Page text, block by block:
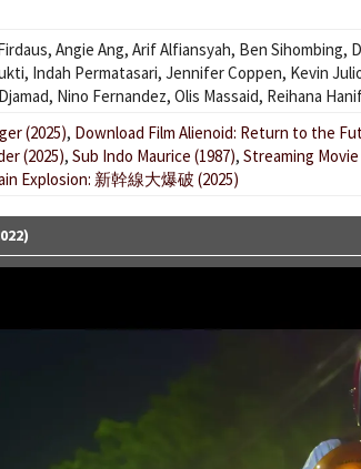
, Angie Ang, Arif Alfiansyah, Ben Sihombing,
, Indah Permatasari, Jennifer Coppen, Kevin
, Nino Fernandez, Olis Massaid, Reihana Hanif
(2025), Download Film Alienoid: Return to the
(2025), Sub Indo Maurice (1987), Streaming
Explosion: 新幹線大爆破 (2025)